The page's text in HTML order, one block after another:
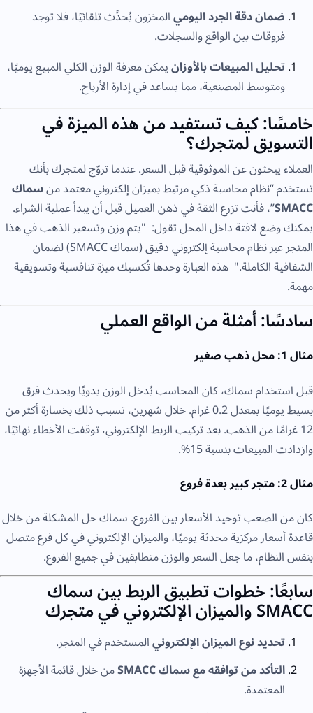
ضمان دقة الجرد اليوميالمخزون يُحدَّث تلقائيًا، فلا توجد
فروقات بين الواقع والسجلات.
تحليل المبيعات بالأوزانيمكن معرفة الوزن الكلي المبيع يوميًا،
ومتوسط المصنعية، مما يساعد في إدارة الأرباح.
خامسًا: كيف تستفيد من هذه الميزة في
التسويق لمتجرك؟
العملاء يبحثون عن الموثوقية قبل السعر. عندما تروّج لمتجرك بأنك
تستخدم “نظام محاسبة ذكي مرتبط بميزان إلكتروني معتمد منسماك
SMACC”، فأنت تزرع الثقة في ذهن العميل قبل أن يبدأ عملية الشراء.
يمكنك وضع لافتة داخل المحل تقول: "يتم وزن وتسعير الذهب في هذا
المتجر عبر نظام محاسبة إلكتروني دقيق (سماك SMACC) لضمان
الشفافية الكاملة." هذه العبارة وحدها تُكسبك ميزة تنافسية وتسويقية
مهمة.
سادسًا: أمثلة من الواقع العملي
مثال 1: محل ذهب صغير
قبل استخدام سماك، كان المحاسب يُدخل الوزن يدويًا ويحدث فرق
بسيط يوميًا بمعدل 0.2 غرام. خلال شهرين، تسبب ذلك بخسارة أكثر من
12 غرامًا من الذهب. بعد تركيب الربط الإلكتروني، توقفت الأخطاء نهائيًا،
وازدادت المبيعات بنسبة 15%.
مثال 2: متجر كبير بعدة فروع
كان من الصعب توحيد الأسعار بين الفروع. سماك حل المشكلة من خلال
قاعدة أسعار مركزية محدثة يوميًا، والميزان الإلكتروني في كل فرع متصل
بنفس النظام، ما جعل السعر والوزن متطابقين في جميع الفروع.
سابعًا: خطوات تطبيق الربط بين سماك
SMACC والميزان الإلكتروني في متجرك
تحديد نوع الميزان الإلكترونيالمستخدم في المتجر.
التأكد من توافقه مع سماك SMACC
من خلال قائمة الأجهزة
المعتمدة.